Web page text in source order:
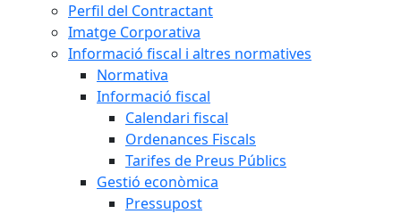
Perfil del Contractant
Imatge Corporativa
Informació fiscal i altres normatives
Normativa
Informació fiscal
Calendari fiscal
Ordenances Fiscals
Tarifes de Preus Públics
Gestió econòmica
Pressupost